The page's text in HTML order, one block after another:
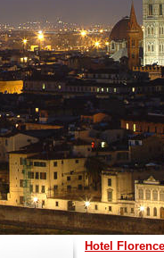
Hotel Florence